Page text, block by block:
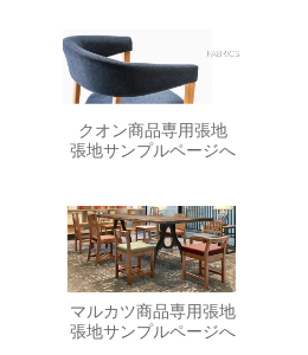
クオン商品専用張地
張地サンプルページへ
マルカツ商品専用張地
張地サンプルページへ